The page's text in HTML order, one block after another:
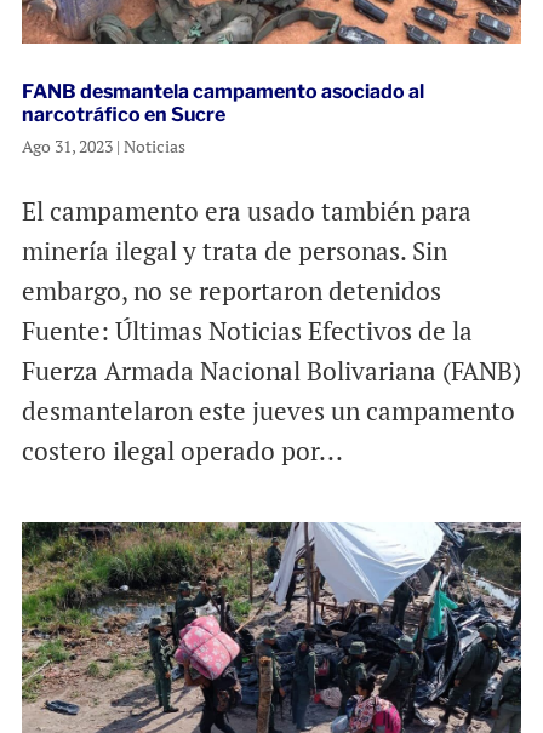
FANB desmantela campamento asociado al
narcotráfico en Sucre
Ago 31, 2023| Noticias
El campamento era usado también para
minería ilegal y trata de personas. Sin
embargo, no se reportaron detenidos
Fuente: Últimas Noticias Efectivos de la
Fuerza Armada Nacional Bolivariana (FANB)
desmantelaron este jueves un campamento
costero ilegal operado por...